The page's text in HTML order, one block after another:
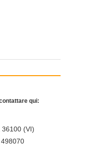
qui:
36100 (VI)